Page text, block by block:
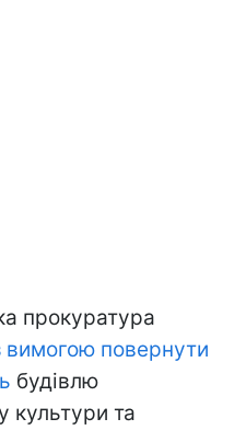
прокуратура
вимогою повернути
будівлю
культури та